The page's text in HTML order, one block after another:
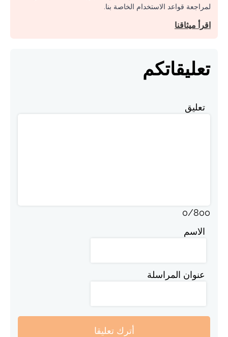
لمراجعة قواعد الاستخدام الخاصة بنا.
اقرأ ميثاقنا
تعليقاتكم
تعليق
0/800
الاسم
عنوان المراسلة
أترك تعليقا